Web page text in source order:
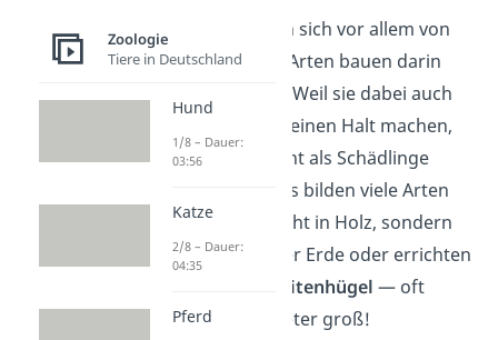
Termiten ernähren sich vor allem von
Holz und manche Arten bauen darin
sogar ihre Nester. Weil sie dabei auch
vor Holzhäusern keinen Halt machen,
sind sie dir vielleicht als Schädlinge
bekannt. Allerdings bilden viele Arten
ihre Nester gar nicht in Holz, sondern
bauen sie unter der Erde oder errichten
Termitenhügel — oft
sogar mehrere Meter groß!
Zoologie
Tiere in Deutschland
Hund
1/8 – Dauer:
03:56
Katze
2/8 – Dauer:
04:35
Pferd